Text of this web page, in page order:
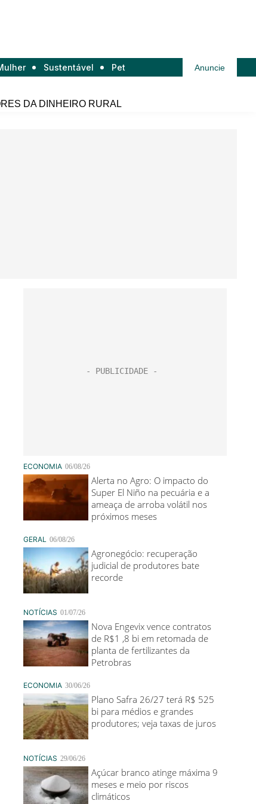
Sustentável Pet Anuncie
DA DINHEIRO RURAL